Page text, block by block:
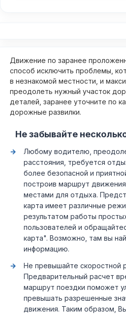
Движение по заранее
способ исключить проблемы,
в незнакомой местности, и
преодолеть нужный участок
деталей, заранее уточните по
дорожные развилки.
Не забывайте
Любому водителю,
расстояния, требуется
более безопасной и
построив маршрут
местами для отдыха.
карта имеет различные
результатом работы
пользователей и
карта". Возможно, там вы
информацию.
Не превышайте скоростной
Предварительный расчет
маршрут поездки поможет
превышать разрешенные
движения. Таким образом,